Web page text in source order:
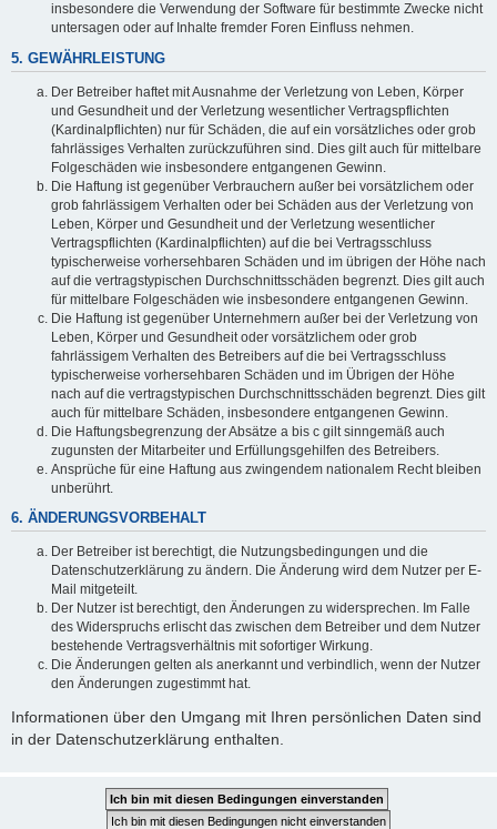
insbesondere die Verwendung der Software für bestimmte Zwecke nicht
untersagen oder auf Inhalte fremder Foren Einfluss nehmen.
5. GEWÄHRLEISTUNG
Der Betreiber haftet mit Ausnahme der Verletzung von Leben, Körper
und Gesundheit und der Verletzung wesentlicher Vertragspflichten
(Kardinalpflichten) nur für Schäden, die auf ein vorsätzliches oder grob
fahrlässiges Verhalten zurückzuführen sind. Dies gilt auch für mittelbare
Folgeschäden wie insbesondere entgangenen Gewinn.
Die Haftung ist gegenüber Verbrauchern außer bei vorsätzlichem oder
grob fahrlässigem Verhalten oder bei Schäden aus der Verletzung von
Leben, Körper und Gesundheit und der Verletzung wesentlicher
Vertragspflichten (Kardinalpflichten) auf die bei Vertragsschluss
typischerweise vorhersehbaren Schäden und im übrigen der Höhe nach
auf die vertragstypischen Durchschnittsschäden begrenzt. Dies gilt auch
für mittelbare Folgeschäden wie insbesondere entgangenen Gewinn.
Die Haftung ist gegenüber Unternehmern außer bei der Verletzung von
Leben, Körper und Gesundheit oder vorsätzlichem oder grob
fahrlässigem Verhalten des Betreibers auf die bei Vertragsschluss
typischerweise vorhersehbaren Schäden und im Übrigen der Höhe
nach auf die vertragstypischen Durchschnittsschäden begrenzt. Dies gilt
auch für mittelbare Schäden, insbesondere entgangenen Gewinn.
Die Haftungsbegrenzung der Absätze a bis c gilt sinngemäß auch
zugunsten der Mitarbeiter und Erfüllungsgehilfen des Betreibers.
Ansprüche für eine Haftung aus zwingendem nationalem Recht bleiben
unberührt.
6. ÄNDERUNGSVORBEHALT
Der Betreiber ist berechtigt, die Nutzungsbedingungen und die
Datenschutzerklärung zu ändern. Die Änderung wird dem Nutzer per E-
Mail mitgeteilt.
Der Nutzer ist berechtigt, den Änderungen zu widersprechen. Im Falle
des Widerspruchs erlischt das zwischen dem Betreiber und dem Nutzer
bestehende Vertragsverhältnis mit sofortiger Wirkung.
Die Änderungen gelten als anerkannt und verbindlich, wenn der Nutzer
den Änderungen zugestimmt hat.
Informationen über den Umgang mit Ihren persönlichen Daten sind
in der Datenschutzerklärung enthalten.